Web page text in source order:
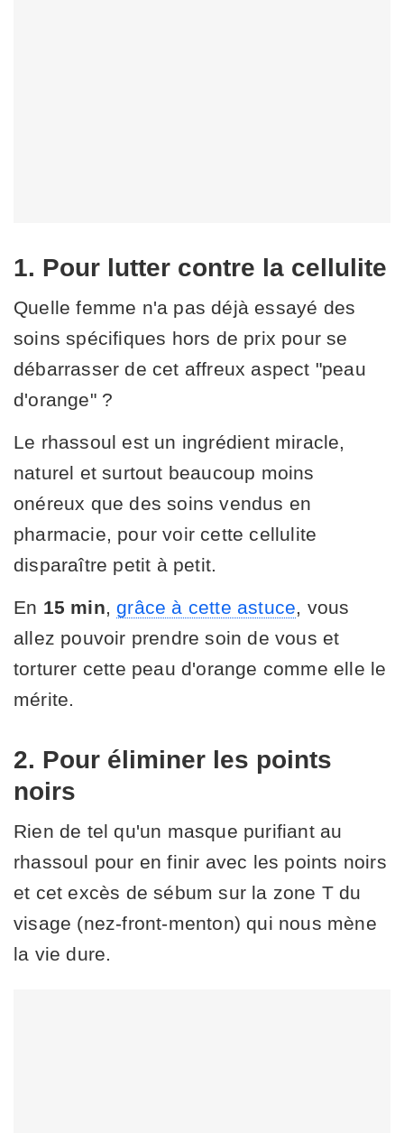
1. Pour lutter contre la cellulite
Quelle femme n'a pas déjà essayé des
soins spécifiques hors de prix pour se
débarrasser de cet affreux aspect "peau
d'orange" ?
Le rhassoul est un ingrédient miracle,
naturel et surtout beaucoup moins
onéreux que des soins vendus en
pharmacie, pour voir cette cellulite
disparaître petit à petit.
En 15 min,grâce à cette astuce, vous
allez pouvoir prendre soin de vous et
torturer cette peau d'orange comme elle le
mérite.
2. Pour éliminer les points
noirs
Rien de tel qu'un masque purifiant au
rhassoul pour en finir avec les points noirs
et cet excès de sébum sur la zone T du
visage (nez-front-menton) qui nous mène
la vie dure.